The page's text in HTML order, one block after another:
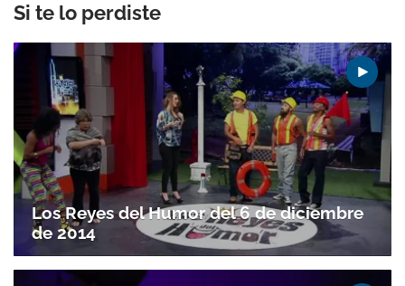
Si te lo perdiste
Los Reyes del Humor del 6 de diciembre
de 2014